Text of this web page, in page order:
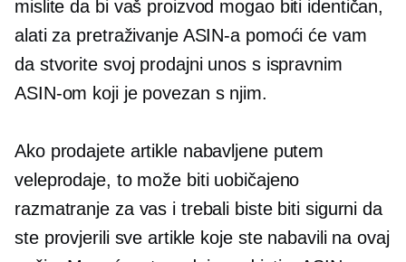
mislite da bi vaš proizvod mogao biti identičan,
alati za pretraživanje ASIN-a pomoći će vam
da stvorite svoj prodajni unos s ispravnim
ASIN-om koji je povezan s njim.
Ako prodajete artikle nabavljene putem
veleprodaje, to može biti uobičajeno
razmatranje za vas i trebali biste biti sigurni da
ste provjerili sve artikle koje ste nabavili na ovaj